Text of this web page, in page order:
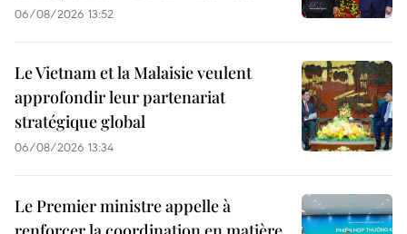
06/08/2026 13:52
Le Vietnam et la Malaisie veulent
approfondir leur partenariat
stratégique global
06/08/2026 13:34
Le Premier ministre appelle à